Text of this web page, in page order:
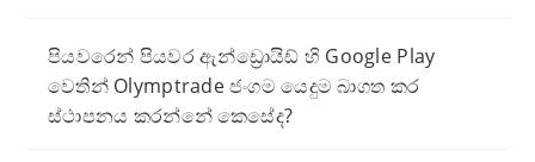
පියවරෙන් පියවර ඇන්ඩ්‍රොයිඩ් හි Google Play
වෙතින් Olymptrade ජංගම යෙදුම බාගත කර
ස්ථාපනය කරන්නේ කෙසේද?